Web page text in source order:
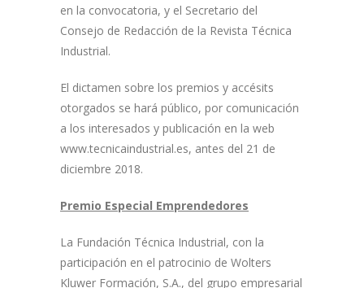
en la convocatoria, y el Secretario del
Consejo de Redacción de la Revista Técnica
Industrial.
El dictamen sobre los premios y accésits
otorgados se hará público, por comunicación
a los interesados y publicación en la web
www.tecnicaindustrial.es, antes del 21 de
diciembre 2018.
Premio Especial Emprendedores
La Fundación Técnica Industrial, con la
participación en el patrocinio de Wolters
Kluwer Formación, S.A., del grupo empresarial